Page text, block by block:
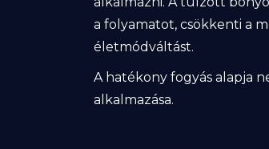
a folyamatot, csökkenti a
életmódváltást.
A hatékony fogyás alapja
alkalmazása.